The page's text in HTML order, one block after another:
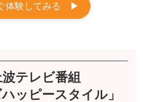
体験してみる ▶︎
テレビ番組
ハッピースタイル」